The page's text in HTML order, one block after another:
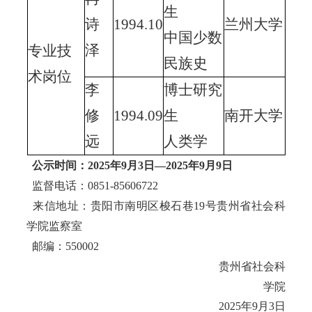
专业技
术岗位
诗
泽
1994.10
生
中国少数
民族史
兰州大学
李
修
远
1994.09
博士研究
生
人类学
南开大学
公示时间：2025年9月3日—2025年9月9日
监督电话：0851-85606722
来信地址：贵阳市南明区梭石巷19号贵州省社会科
学院监察室
邮编：550002
贵州省社会科
学院
2025年9月3日